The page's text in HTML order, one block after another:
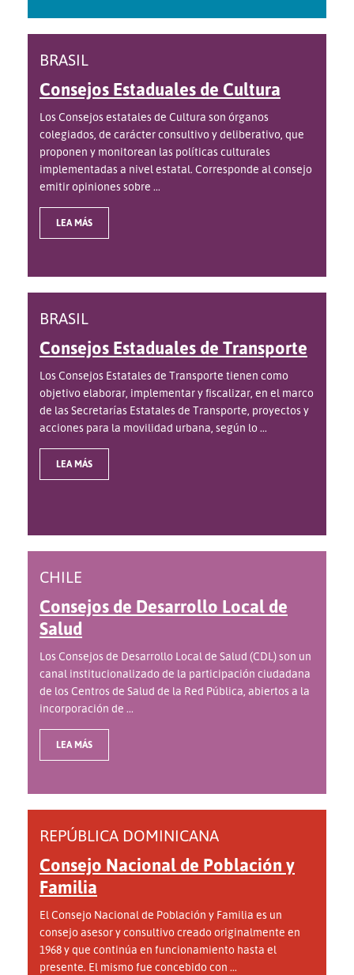
BRASIL
Consejos Estaduales de Cultura
Los Consejos estatales de Cultura son órganos
colegiados, de carácter consultivo y deliberativo, que
proponen y monitorean las políticas culturales
implementadas a nivel estatal. Corresponde al consejo
emitir opiniones sobre ...
LEA MÁS
BRASIL
Consejos Estaduales de Transporte
Los Consejos Estatales de Transporte tienen como
objetivo elaborar, implementar y fiscalizar, en el marco
de las Secretarías Estatales de Transporte, proyectos y
acciones para la movilidad urbana, según lo ...
LEA MÁS
CHILE
Consejos de Desarrollo Local de
Salud
Los Consejos de Desarrollo Local de Salud (CDL) son un
canal institucionalizado de la participación ciudadana
de los Centros de Salud de la Red Pública, abiertos a la
incorporación de ...
LEA MÁS
REPÚBLICA DOMINICANA
Consejo Nacional de Población y
Familia
El Consejo Nacional de Población y Familia es un
consejo asesor y consultivo creado originalmente en
1968 y que continúa en funcionamiento hasta el
presente. El mismo fue concebido con ...